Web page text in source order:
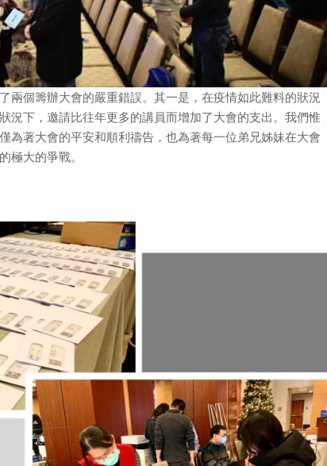
兩個籌辦大會的嚴重錯誤。其一是，在疫情如此難料的狀況
況下，邀請比往年更多的講員而增加了大會的支出。我們惟
為著大會的平安和順利禱告，也為著每一位弟兄姊妹在大會
極大的爭戰。